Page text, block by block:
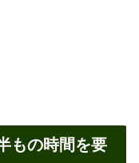
もの時間を要